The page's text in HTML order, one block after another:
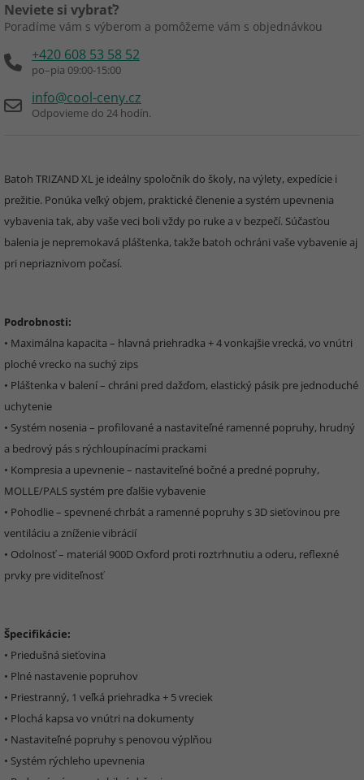
Neviete si vybrať?
Poradíme vám s výberom a pomôžeme vám s objednávkou
+420 608 53 58 52
po–pia 09:00-15:00
info@cool-ceny.cz
Odpovieme do 24 hodín.
Batoh TRIZAND XL je ideálny spoločník do školy, na výlety, expedície i
prežitie. Ponúka veľký objem, praktické členenie a systém upevnenia
vybavenia tak, aby vaše veci boli vždy po ruke a v bezpečí. Súčasťou
balenia je nepremokavá pláštenka, takže batoh ochráni vaše vybavenie aj
pri nepriaznivom počasí.
Podrobnosti:
• Maximálna kapacita – hlavná priehradka + 4 vonkajšie vrecká, vo vnútri
ploché vrecko na suchý zips
• Pláštenka v balení – chráni pred dažďom, elastický pásik pre jednoduché
uchytenie
• Systém nosenia – profilované a nastaviteľné ramenné popruhy, hrudný
a bedrový pás s rýchloupínacími prackami
• Kompresia a upevnenie – nastaviteľné bočné a predné popruhy,
MOLLE/PALS systém pre ďalšie vybavenie
• Pohodlie – spevnené chrbát a ramenné popruhy s 3D sieťovinou pre
ventiláciu a zníženie vibrácií
• Odolnosť – materiál 900D Oxford proti roztrhnutiu a oderu, reflexné
prvky pre viditeľnosť
Špecifikácie:
• Priedušná sieťovina
• Plné nastavenie popruhov
• Priestranný, 1 veľká priehradka + 5 vreciek
• Plochá kapsa vo vnútri na dokumenty
• Nastaviteľné popruhy s penovou výplňou
• Systém rýchleho upevnenia